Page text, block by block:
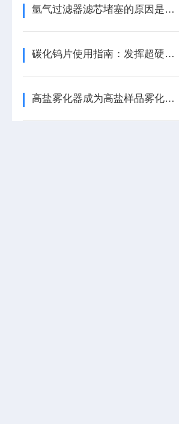
氩气过滤器滤芯堵塞的原因是什么？
碳化钨片使用指南：发挥超硬材料性能
高盐雾化器成为高盐样品雾化的稳定设备